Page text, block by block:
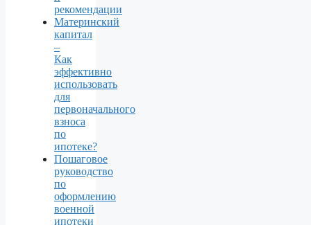
рекомендации
Материнский
капитал
–
Как
эффективно
использовать
для
первоначального
взноса
по
ипотеке?
Пошаговое
руководство
по
оформлению
военной
ипотеки